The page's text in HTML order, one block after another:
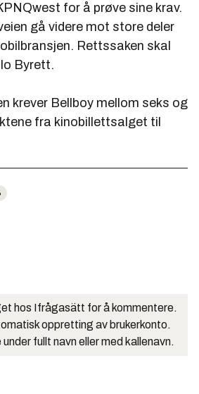
for å prøve sine krav.
gå videre mot store deler
Rettssaken skal
Byrett.
krever Bellboy mellom seks og
fra kinobillettsalget til
hos Ifrågasätt for å kommentere.
oppretting av brukerkonto.
fullt navn eller med kallenavn.